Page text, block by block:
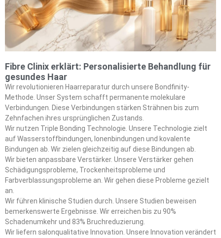
Fibre Clinix erklärt: Personalisierte Behandlung für
gesundes Haar
Wir revolutionieren Haarreparatur durch unsere Bondfinity-
Methode. Unser System schafft permanente molekulare
Verbindungen. Diese Verbindungen stärken Strähnen bis zum
Zehnfachen ihres ursprünglichen Zustands.
Wir nutzen Triple Bonding Technologie. Unsere Technologie zielt
auf Wasserstoffbindungen, Ionenbindungen und kovalente
Bindungen ab. Wir zielen gleichzeitig auf diese Bindungen ab.
Wir bieten anpassbare Verstärker. Unsere Verstärker gehen
Schädigungsprobleme, Trockenheitsprobleme und
Farbverblassungsprobleme an. Wir gehen diese Probleme gezielt
an.
Wir führen klinische Studien durch. Unsere Studien beweisen
bemerkenswerte Ergebnisse. Wir erreichen bis zu 90%
Schadenumkehr und 83% Bruchreduzierung.
Wir liefern salonqualitative Innovation. Unsere Innovation verändert